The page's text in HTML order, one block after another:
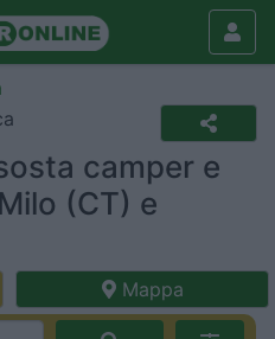
camper e
(CT) e
Mappa